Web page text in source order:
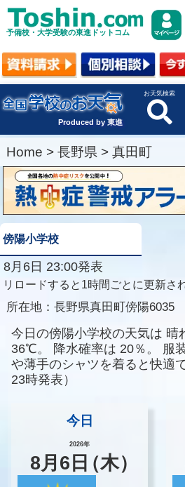
予備校・大学受験の東進ドットコム
Produced by 東進
お天気検索
Home > 長野県 > 真田町
傍陽小学校
8月6日 23:00発表
リロードすると1時間ごとに更新さ
所在地： 長野県真田町傍陽6035
今日の傍陽小学校の天気は 晴
36℃。
降水確率は 20％。 服
や薄手のシャツを着ると快適
23時発表）
今日
2026年
8月 6 日（木）